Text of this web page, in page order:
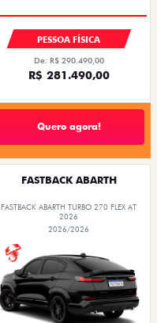
PESSOA FÍSICA
De: R$ 290.490,00
R$ 281.490,00
Quero agora!
FASTBACK ABARTH
FASTBACK ABARTH TURBO 270 FLEX AT
2026
2026/2026